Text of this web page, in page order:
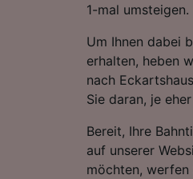
1-mal umsteigen.
Um Ihnen dabei
erhalten, heben
nach
Sie daran, je
Bereit, Ihre
auf unserer
möchten, werfen